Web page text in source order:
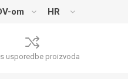
usporedbe proizvoda